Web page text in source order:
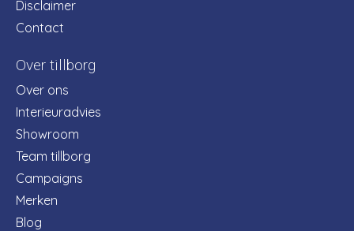
Disclaimer
Contact
Over tillborg
Over ons
Interieuradvies
Showroom
Team tillborg
Campaigns
Merken
Blog